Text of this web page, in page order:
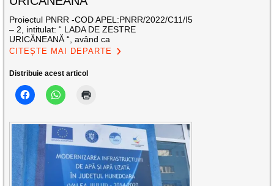
Proiectul PNRR -COD APEL:PNRR/2022/C11/I5
– 2, intitulat: “ LADA DE ZESTRE
URICĂNEANĂ “, având ca
CITEȘTE MAI DEPARTE
Distribuie acest articol